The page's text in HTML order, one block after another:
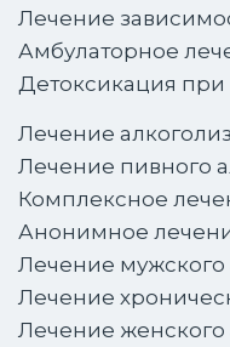
Лечение
Амбулаторное
Детоксикация
Лечение
Лечение пивного
Комплексное
Анонимное
Лечение мужского
Лечение
Лечение женского